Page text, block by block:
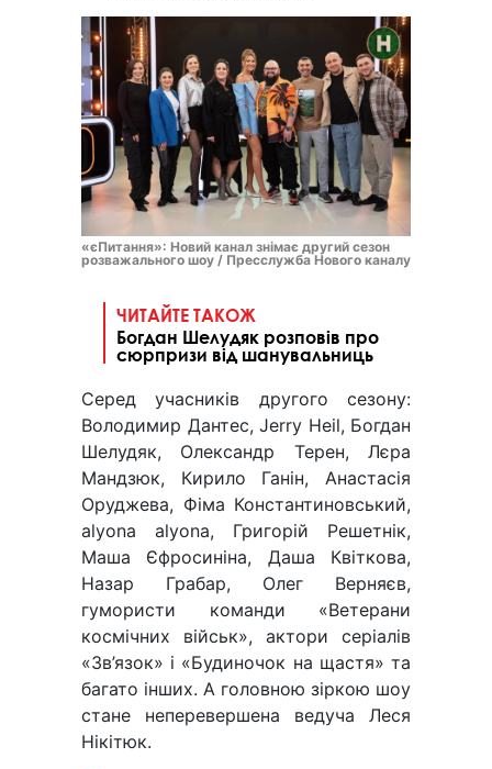
«єПитання»: Новий канал знімає другий сезон
розважального шоу / Пресслужба Нового каналу
ЧИТАЙТЕ ТАКОЖ
Богдан Шелудяк розповів про
сюрпризи від шанувальниць
Серед учасників другого сезону:
Володимир Дантес, Jerry Heil, Богдан
Шелудяк, Олександр Терен, Лєра
Мандзюк, Кирило Ганін, Анастасія
Оруджева, Фіма Константиновський,
alyona alyona, Григорій Решетнік,
Маша Єфросиніна, Даша Квіткова,
Назар Грабар, Олег Верняєв,
гумористи команди «Ветерани
космічних військ», актори серіалів
«Зв’язок» і «Будиночок на щастя» та
багато інших. А головною зіркою шоу
стане неперевершена ведуча Леся
Нікітюк.